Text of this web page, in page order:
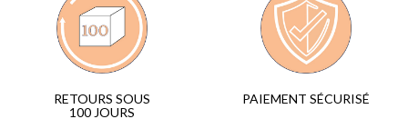
RETOURS SOUS
100 JOURS
PAIEMENT SÉCURISÉ